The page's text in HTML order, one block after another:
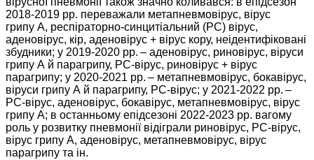
2018-2019 рр. переважали метапневмовірус, вірус
грипу А, респіраторно-­синцитіальний (РС) вірус,
аденовірус, кір, аденовірус + вірус кору, неідентифіковані
збудники; у 2019-2020 рр. – ​аденовірус, риновірус, віруси
грипу А й парагрипу, РС-вірус, риновірус + вірус
парагрипу; у 2020-2021 рр. – ​метапневмовірус, бокавірус,
віруси грипу А й парагрипу, РС-вірус; у 2021-2022 рр. – ​
РС-вірус, аденовірус, бокавірус, метапневмовірус, вірус
грипу А; в останньому епідсезоні 2022-2023 рр. вагому
роль у розвитку пневмонії відіграли риновірус, РС-вірус,
вірус грипу А, аденовірус, метапневмовірус, вірус
парагрипу та ін.